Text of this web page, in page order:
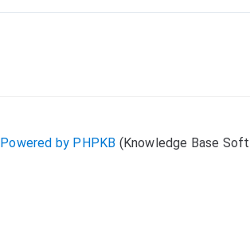
Powered by PHPKB (Knowledge Base